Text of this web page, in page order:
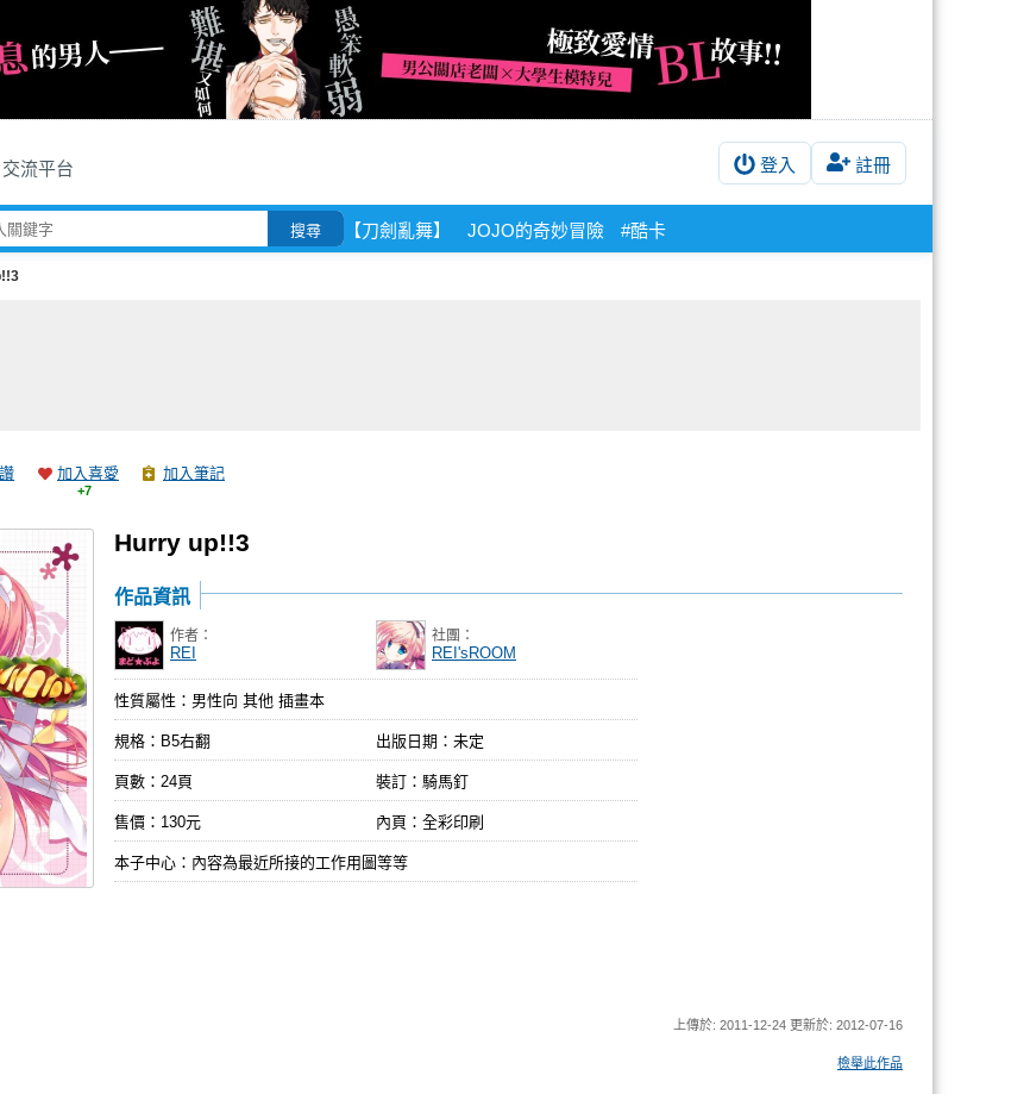
流平台 登入 註冊
搜尋 【刀劍亂舞】 JOJO的奇妙冒險 #酷卡
加入喜愛
+7
加入筆記
Hurry up!!3
作品資訊
作者：
REI
社團：
REI'sROOM
性質屬性：男性向 其他 插畫本
規格：B5右翻 出版日期： 未定
頁數：24頁 裝訂：騎馬釘
售價：130元 內頁：全彩印刷
本子中心：內容為最近所接的工作用圖等等
上傳於: 2011-12-24 更新於: 2012-07-16
檢舉此作品